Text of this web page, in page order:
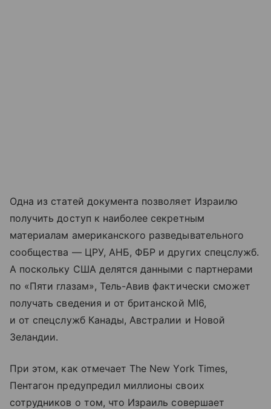
Одна из статей документа позволяет Израилю
получить доступ к наиболее секретным
материалам американского разведывательного
сообщества — ЦРУ, АНБ, ФБР и других спецслужб.
А поскольку США делятся данными с партнерами
по «Пяти глазам», Тель-Авив фактически сможет
получать сведения и от британской MI6,
и от спецслужб Канады, Австралии и Новой
Зеландии.
При этом, как отмечает The New York Times,
Пентагон предупредил миллионы своих
сотрудников о том, что Израиль совершает